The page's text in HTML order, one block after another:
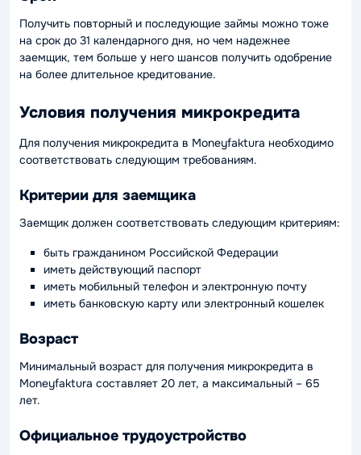
Получить повторный и последующие займы можно тоже
на срок до 31 календарного дня, но чем надежнее
заемщик, тем больше у него шансов получить одобрение
на более длительное кредитование.
Условия получения микрокредита
Для получения микрокредита в Moneyfaktura необходимо
соответствовать следующим требованиям.
Критерии для заемщика
Заемщик должен соответствовать следующим критериям:
быть гражданином Российской Федерации
иметь действующий паспорт
иметь мобильный телефон и электронную почту
иметь банковскую карту или электронный кошелек
Возраст
Минимальный возраст для получения микрокредита в
Moneyfaktura составляет 20 лет, а максимальный – 65
лет.
Официальное трудоустройство